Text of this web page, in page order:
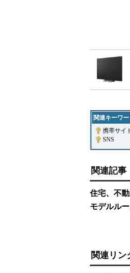
関連キーワー
携帯サイ
SNS
関連記事
住宅、不
モデルル
関連リン